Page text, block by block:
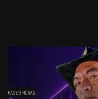
HACE 9 HORAS